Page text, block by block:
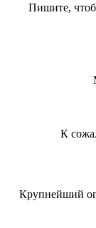
Пишите,
К
Крупнейший